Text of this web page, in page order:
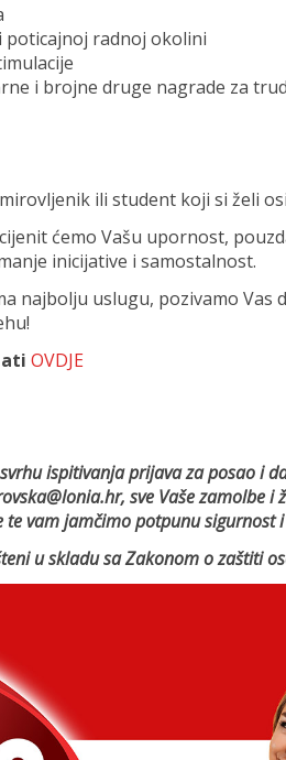
poticajnoj radnoj okolini
i brojne druge nagrade za
ili student koji si želi
ćemo Vašu upornost,
inicijative i samostalnost.
najbolju uslugu, pozivamo Vas
OVDJE
ispitivanja prijava za posao i
sve Vaše zamolbe i
vam jamčimo potpunu sigurnost
u skladu sa Zakonom o zaštiti